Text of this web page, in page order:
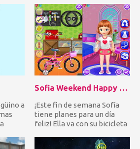
a
Sofia Weekend Happy Day
¡Este fin de semana Sofía
tiene planes para un día
feliz! Ella va con su bicicleta